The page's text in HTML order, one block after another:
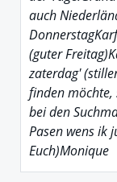
auch
(guter
zaterdag'
finden möchte,
bei den
Pasen wens ik
Euch)Monique